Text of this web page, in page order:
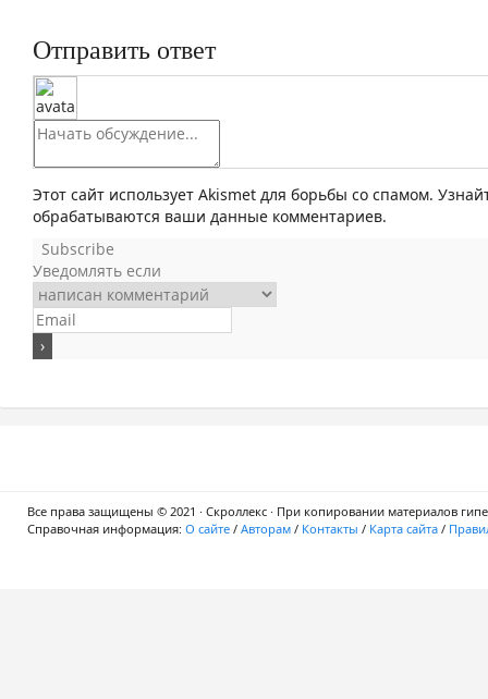
Отправить ответ
Этот сайт использует Akismet для борьбы со спамом.
обрабатываются ваши данные комментариев.
Subscribe
Уведомлять если
Все права защищены © 2021 · Скроллекс · При копировании материалов
Справочная информация: О сайте / Авторам / Контакты / Карта сайта /